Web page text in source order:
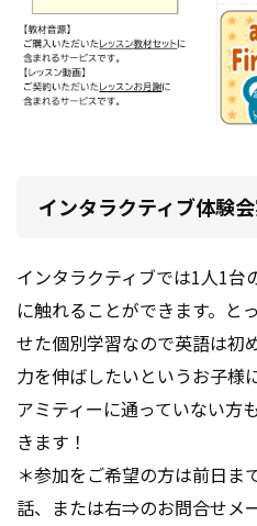
インタラクティブ体験
インタラクティブでは1人1台
に触れることができます。と
せた個別学習なので英語は初
力を伸ばしたいというお子様
アミティーに通っていない方
きます！
＊参加をご希望の方は前日ま
話、または右⇒のお問合せメ